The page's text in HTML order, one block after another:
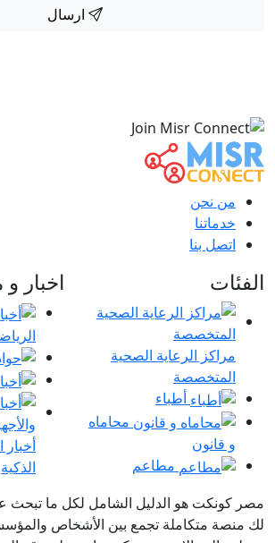
ارسال
من نحن
خدماتنا
اتصل بنا
الفئات
مراكز الرعاية الصحية
المتخصصة
أطباء
محاماه
و قانون
مطاعم
اخبار
أخبار
الذكية
مصر كونكت هو الدليل الشامل لكل ما تبحث
لك منصة متكاملة تجمع بين الأشخاص